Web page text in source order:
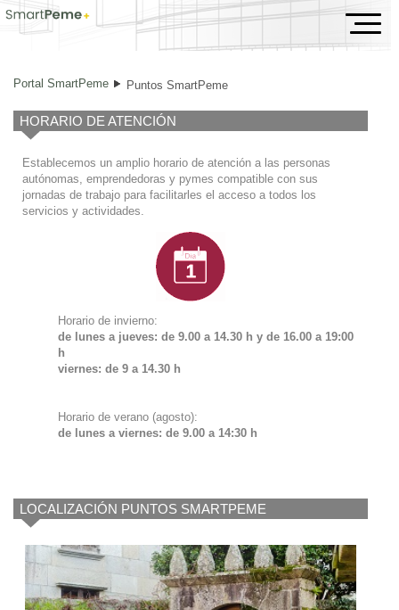
Puntos SmartPeme
Portal SmartPeme Puntos SmartPeme
HORARIO DE ATENCIÓN
Establecemos un amplio horario de atención a las personas
autónomas, emprendedoras y pymes compatible con sus
jornadas de trabajo para facilitarles el acceso a todos los
servicios y actividades.
Horario de invierno:
de lunes a jueves: de 9.00 a 14.30 h y de 16.00 a 19:00
h
viernes: de 9 a 14.30 h
Horario de verano (agosto):
de lunes a viernes: de 9.00 a 14:30 h
LOCALIZACIÓN PUNTOS SMARTPEME